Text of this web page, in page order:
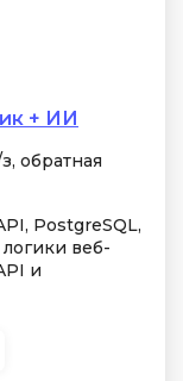
+ ИИ
обратная
PostgreSQL,
веб-
и